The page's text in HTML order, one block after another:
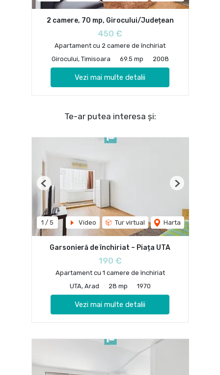
2 camere, 70 mp, Girocului/Județean
450 €
Apartament cu 2 camere de închiriat
Girocului, Timisoara
69.5 mp 2008
Vezi mai multe detalii
Te-ar putea interesa și:
1 / 5 Video Tur virtual Harta
Previous Next
Garsonieră de închiriat – Piața UTA
190 €
Apartament cu 1 camere de închiriat
UTA, Arad
28 mp 1970
Vezi mai multe detalii